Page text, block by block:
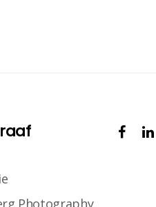
Photography